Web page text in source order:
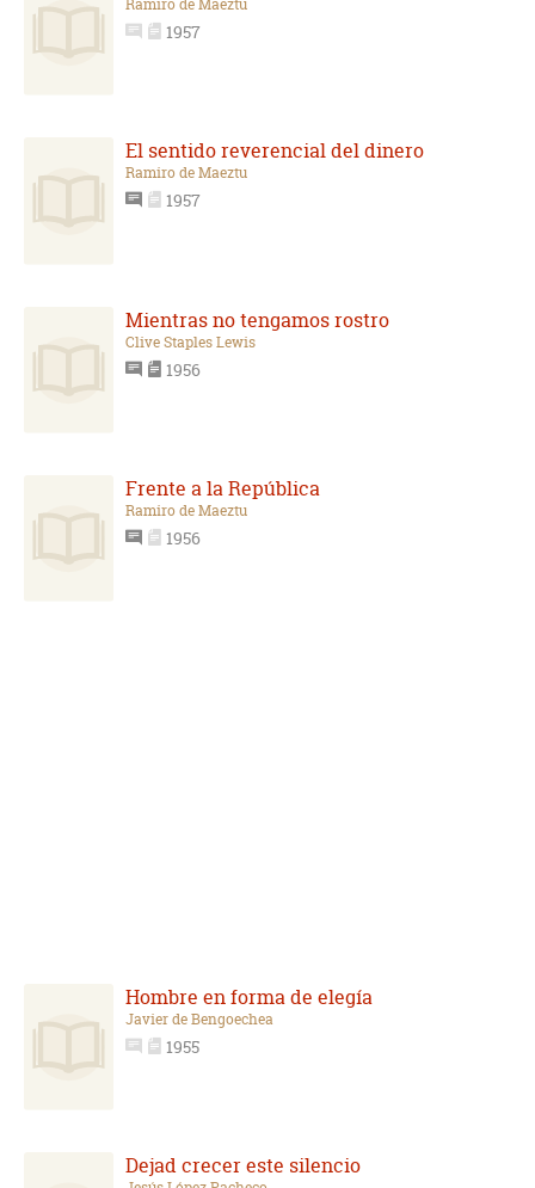
Ramiro de Maeztu
1957
El sentido reverencial del dinero
Ramiro de Maeztu
1957
Mientras no tengamos rostro
Clive Staples Lewis
1956
Frente a la República
Ramiro de Maeztu
1956
Hombre en forma de elegía
Javier de Bengoechea
1955
Dejad crecer este silencio